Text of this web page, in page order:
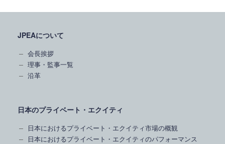
JPEAについて
会長挨拶
理事・監事一覧
沿革
日本のプライベート・エクイティ
日本におけるプライベート・エクイティ市場の概観
日本におけるプライベート・エクイティのパフォーマンス